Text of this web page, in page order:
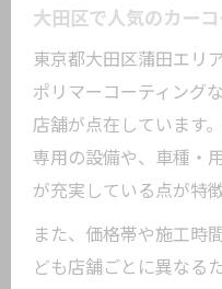
大田区で人気のカー
東京都大田区蒲田エリ
ポリマーコーティング
店舗が点在しています
専用の設備や、車種・
が充実している点が特徴
また、価格帯や施工時
ども店舗ごとに異なる